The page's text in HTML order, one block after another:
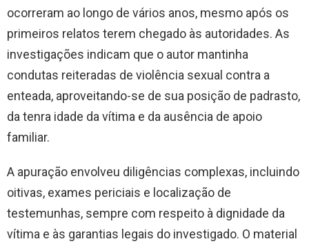
ocorreram ao longo de vários anos, mesmo após os
primeiros relatos terem chegado às autoridades. As
investigações indicam que o autor mantinha
condutas reiteradas de violência sexual contra a
enteada, aproveitando-se de sua posição de padrasto,
da tenra idade da vítima e da ausência de apoio
familiar.
A apuração envolveu diligências complexas, incluindo
oitivas, exames periciais e localização de
testemunhas, sempre com respeito à dignidade da
vítima e às garantias legais do investigado. O material